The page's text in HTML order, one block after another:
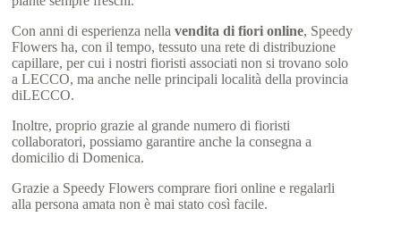
Con anni di esperienza nellavendita di fiori online, Speedy
Flowers ha, con il tempo, tessuto una rete di distribuzione
capillare, per cui i nostri fioristi associati non si trovano solo
a LECCO, ma anche nelle principali località della provincia
diLECCO.
Inoltre, proprio grazie al grande numero di fioristi
collaboratori, possiamo garantire anche la consegna a
domicilio di Domenica.
Grazie a Speedy Flowers comprare fiori online e regalarli
alla persona amata non è mai stato così facile.